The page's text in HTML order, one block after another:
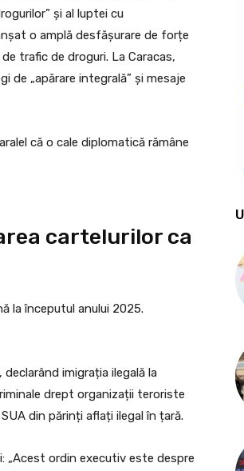
și al luptei cu
o amplă desfășurare de forțe
trafic de droguri. La Caracas,
de „apărare integrală” și mesaje
că o cale diplomatică rămâne
cartelurilor ca
la începutul anului 2025.
imigrația ilegală la
drept organizații teroriste
din părinți aflați ilegal în țară.
„Acest ordin executiv este despre